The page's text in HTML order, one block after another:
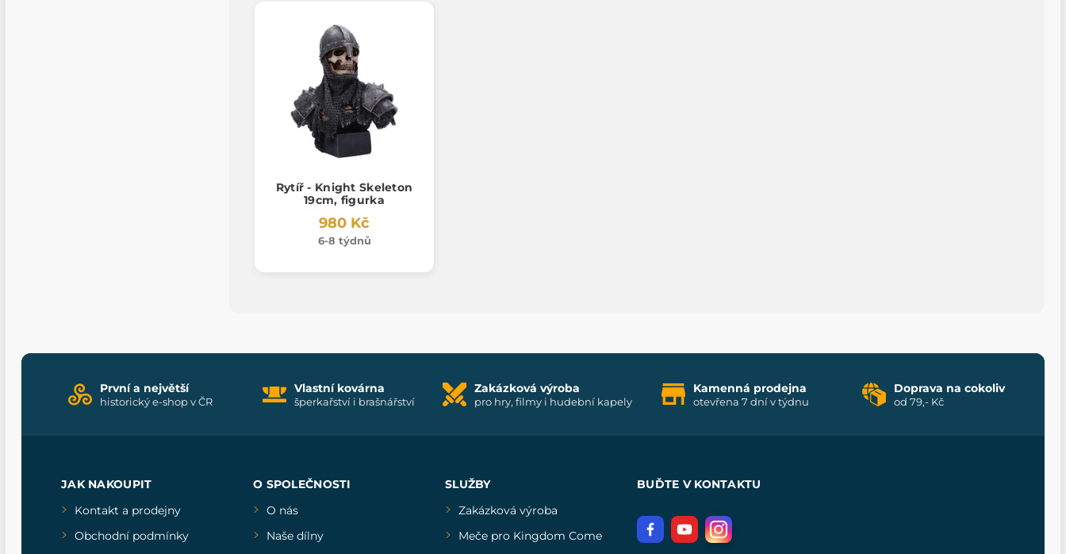
Rytíř - Knight Skeleton
19cm, figurka
980 Kč
6-8 týdnů
První a největší
historický e-shop v ČR
Vlastní kovárna
šperkařství i brašnářství
Zakázková výroba
pro hry, filmy i hudební kapely
Kamenná prodejna
otevřena 7 dní v týdnu
Doprava na cokoliv
od 79,- Kč
JAK NAKOUPIT
Kontakt a prodejny
Obchodní podmínky
O SPOLEČNOSTI
O nás
Naše dílny
SLUŽBY
Zakázková výroba
Meče pro Kingdom Come
BUĎTE V KONTAKTU